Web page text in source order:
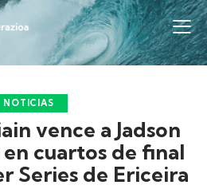
NOTICIAS
vence a Jadson
cuartos de final
Series de Ericeira